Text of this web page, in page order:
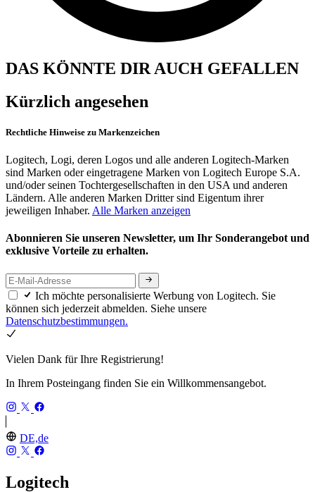
DAS KÖNNTE DIR AUCH GEFALLEN
Kürzlich angesehen
Rechtliche Hinweise zu Markenzeichen
Logitech, Logi, deren Logos und alle anderen Logitech-Marken
sind Marken oder eingetragene Marken von Logitech Europe S.A.
und/oder seinen Tochtergesellschaften in den USA und anderen
Ländern. Alle anderen Marken Dritter sind Eigentum ihrer
jeweiligen Inhaber. Alle Marken anzeigen
Abonnieren Sie unseren Newsletter, um Ihr Sonderangebot und
exklusive Vorteile zu erhalten.
Ich möchte personalisierte Werbung von Logitech. Sie
können sich jederzeit abmelden. Siehe unsere
Datenschutzbestimmungen.
Vielen Dank für Ihre Registrierung!
In Ihrem Posteingang finden Sie ein Willkommensangebot.
DE,de
Logitech